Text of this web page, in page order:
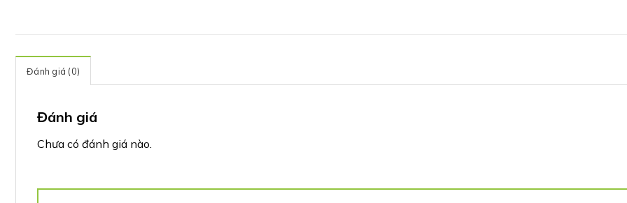
Đánh giá (0)
Đánh giá
Chưa có đánh giá nào.